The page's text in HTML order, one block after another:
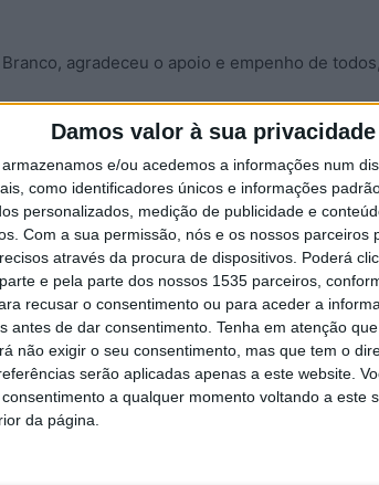
Damos valor à sua privacidade
armazenamos e/ou acedemos a informações num
como identificadores únicos e informações
personalizados, medição de publicidade e
Com a sua permissão, nós e os nossos parceiros
através da procura de dispositivos. Poderá
e pela parte dos nossos 1535 parceiros,
recusar o consentimento ou para aceder a
antes de dar consentimento. Tenha em atenção
não exigir o seu consentimento, mas que tem o
serão aplicadas apenas a este website.
a qualquer momento voltando a este
da página.
agradeceu o apoio e empenho de todos,
Castelo Branco é denominada de “José
referiu Luís Caiola, presidente do
do José Pedroso, que agradeceram ao clube
as cores e o nome do Desportivo de
Câmara de Castelo Branco; e José Pires,
marcaram presença, destacando a força do